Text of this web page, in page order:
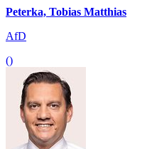
Peterka, Tobias Matthias
AfD
()